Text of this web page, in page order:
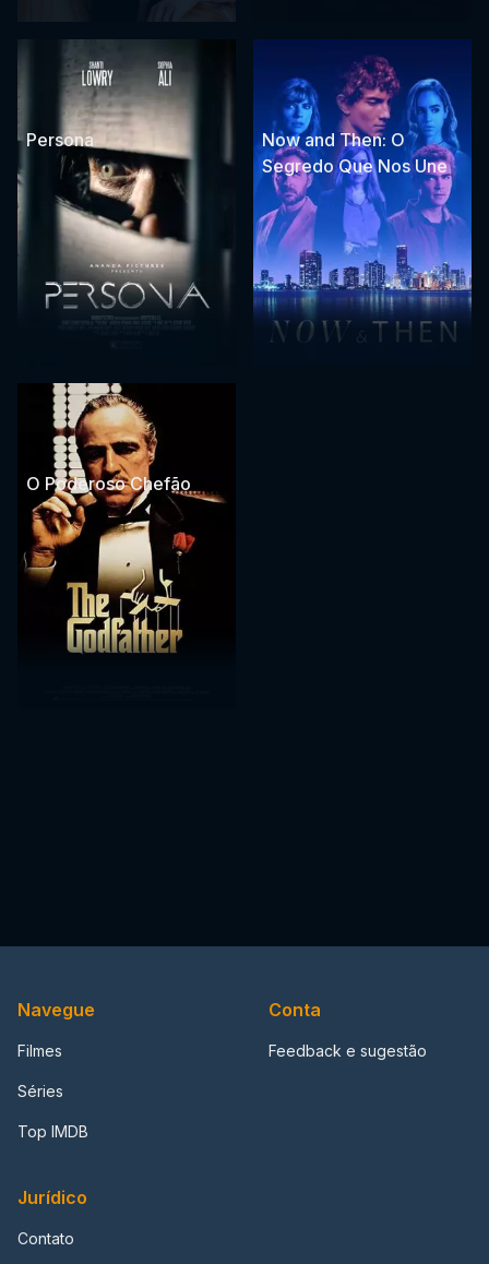
Persona
Now and Then: O
Segredo Que Nos Une
O Poderoso Chefão
Navegue
Filmes
Séries
Top IMDB
Conta
Feedback e sugestão
Jurídico
Contato